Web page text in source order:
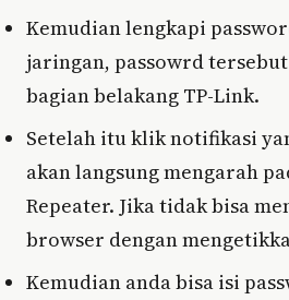
Kemudian lengkapi
jaringan, passowrd
bagian belakang TP-Link.
Setelah itu klik notifikasi
akan langsung mengarah
Repeater. Jika tidak bisa
browser dengan
Kemudian anda bisa isi